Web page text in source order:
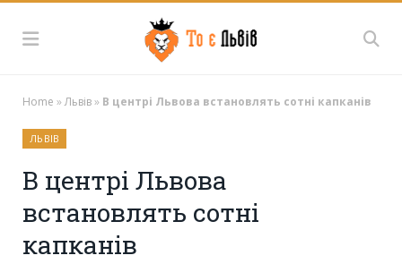
Home »Львів» В центрі Львова встановлять сотні капканів
ЛЬВІВ
В центрі Львова
встановлять сотні
капканів